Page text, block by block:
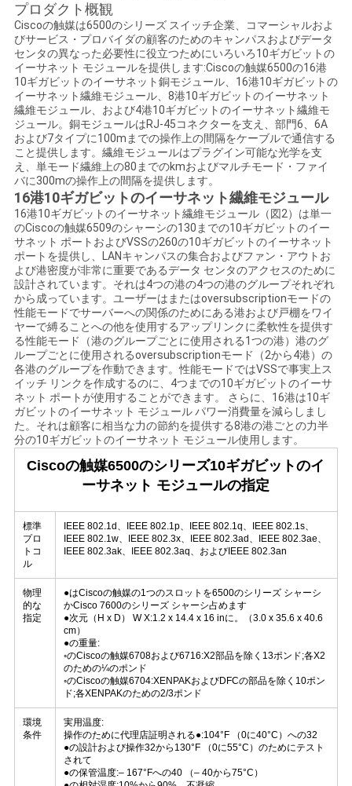
連
絡
く
だ
さ
い
ニ
ュ
ー
ス
事
件
SITEMAP
プ
ラ
イ
ポ
プロダクト概観
Ciscoの触媒は6500のシリーズ スイッチ企業、コマーシャルおよ
びサービス・プロバイダの顧客のためのキャンパスおよびデータ
センタの異なった必要性に役立つためにいろいろ10ギガビットの
イーサネット モジュールを提供します:Ciscoの触媒6500の16港
10ギガビットのイーサネット銅モジュール、16港10ギガビットの
イーサネット繊維モジュール、8港10ギガビットのイーサネット
繊維モジュール、および4港10ギガビットのイーサネット繊維モ
ジュール。銅モジュールはRJ-45コネクターを支え、部門6、6A
および7タイプに100mまでの操作上の間隔をケーブルで通信する
こと提供します。繊維モジュールはプラグイン可能な光学を支
え、単モード繊維上の80までのkmおよびマルチモード・ファイ
バに300mの操作上の間隔を提供します。
16港10ギガビットのイーサネット繊維モジュール
16港10ギガビットのイーサネット繊維モジュール（図2）は単一
のCiscoの触媒6509のシャーシの130までの10ギガビットのイー
サネット ポートおよびVSSの260の10ギガビットのイーサネット
ポートを提供し、LANキャンパスの集合およびファン・アウトお
よび港密度が非常に重要であるデータ センタのアクセスのために
設計されています。それは4つの港の4つの港のグループそれぞれ
から成っています。ユーザーはまたはoversubscriptionモードの
性能モードでサーバーへの関係のためにある港および戸棚をワイ
ヤーで縛ることへの他を使用するアップリンクに柔軟性を提供す
る性能モード（港のグループごとに使用される1つの港）港のグ
ループごとに使用されるoversubscriptionモード（2から4港）の
各港のグループを作動できます。性能モードではVSSで事実上ス
イッチ リンクを作成するのに、4つまでの10ギガビットのイーサ
ネット ポートが使用することができます。
さらに、16港は10ギ
ガビットのイーサネット モジュール パワー消費量を減らしまし
た。それは顧客に相当な力の節約を提供する8港の港ごとの力半
分の10ギガビットのイーサネット モジュール使用します。
Ciscoの触媒6500のシリーズ10ギガビットのイ
ーサネット モジュールの指定
標準
プロ
トコ
ル
IEEE 802.1d、IEEE 802.1p、IEEE 802.1q、IEEE 802.1s、
IEEE 802.1w、IEEE 802.3x、IEEE 802.3ad、IEEE 802.3ae、
IEEE 802.3ak、IEEE 802.3aq、およびIEEE 802.3an
物理
的な
指定
●はCiscoの触媒の1つのスロットを6500のシリーズ シャーシ
かCisco 7600のシリーズ シャーシ占めます
●次元（H x D） W X:1.2 x 14.4 x 16 inに。（3.0 x 35.6 x 40.6
cm）
●の重量:
◦のCiscoの触媒6708および6716:X2部品を除く13ポンド;各X2
のための¼のポンド
◦のCiscoの触媒6704:XENPAKおよびDFCの部品を除く10ポン
ド;各XENPAKのための2/3ポンド
環境
条件
実用温度:
操作のために代理店証明される●:104°F （0に40°C）への32
●の設計および操作32から130°F （0に55°C）のためにテスト
されて
●の保管温度:– 167°Fへの40 （– 40から75°C）